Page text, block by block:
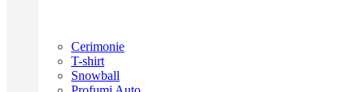
Cerimonie
T-shirt
Snowball